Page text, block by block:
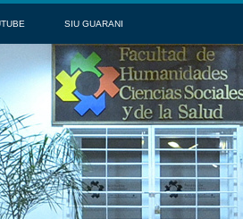
SIU GUARANI